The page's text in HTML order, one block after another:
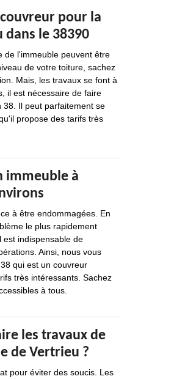
pour la
le 38390
de l'immeuble peuvent être
de votre toiture, sachez
Mais, les travaux se font à
il est nécessaire de faire
38. Il peut parfaitement se
propose des tarifs très
immeuble à
à être endommagées. En
le plus rapidement
est indispensable de
Ainsi, nous vous
qui est un couvreur
très intéressants. Sachez
à tous.
les travaux de
de Vertrieu ?
pour éviter des soucis. Les